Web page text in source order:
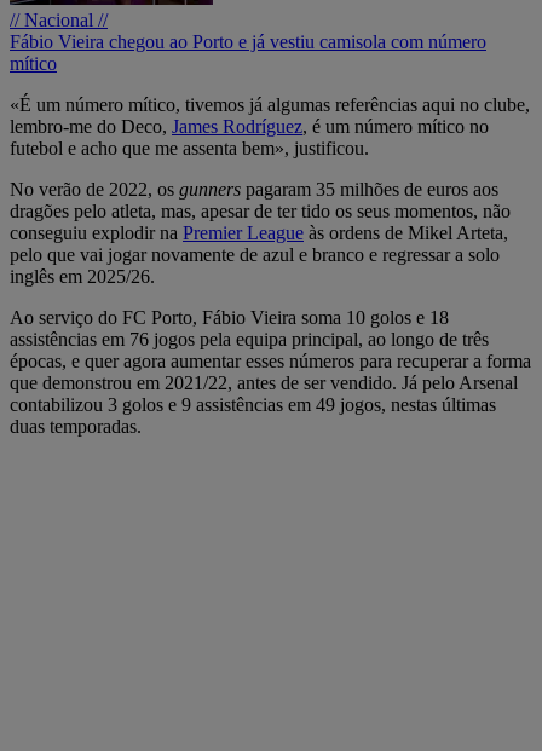
// Nacional //
Fábio Vieira chegou ao Porto e já vestiu camisola com número
mítico
«É um número mítico, tivemos já algumas referências aqui no clube,
lembro-me do Deco, James Rodríguez, é um número mítico no
futebol e acho que me assenta bem», justificou.
No verão de 2022, os gunners pagaram 35 milhões de euros aos
dragões pelo atleta, mas, apesar de ter tido os seus momentos, não
conseguiu explodir na Premier League às ordens de Mikel Arteta,
pelo que vai jogar novamente de azul e branco e regressar a solo
inglês em 2025/26.
Ao serviço do FC Porto, Fábio Vieira soma 10 golos e 18
assistências em 76 jogos pela equipa principal, ao longo de três
épocas, e quer agora aumentar esses números para recuperar a forma
que demonstrou em 2021/22, antes de ser vendido. Já pelo Arsenal
contabilizou 3 golos e 9 assistências em 49 jogos, nestas últimas
duas temporadas.